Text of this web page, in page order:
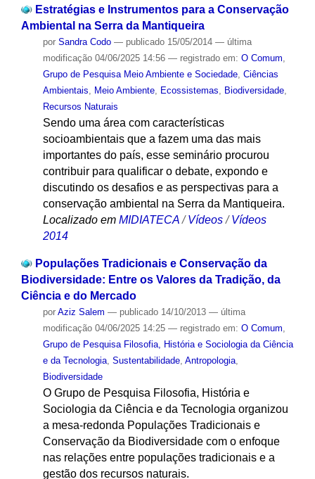
Estratégias e Instrumentos para a Conservação
Ambiental na Serra da Mantiqueira
por Sandra Codo — publicado15/05/2014 — última
modificação04/06/2025 14:56 — registrado em: O Comum
Grupo de Pesquisa Meio Ambiente e Sociedade, Ciências
Ambientais
Meio Ambiente, Ecossistemas Biodiversidade,
Recursos Naturais
Sendo uma área com características
socioambientais que a fazem uma das mais
importantes do país, esse seminário procurou
contribuir para qualificar o debate, expondo e
discutindo os desafios e as perspectivas para a
conservação ambiental na Serra da Mantiqueira.
Localizado em MIDIATECA /Vídeos /Vídeos
2014
Populações Tradicionais e Conservação da
Biodiversidade: Entre os Valores da Tradição, da
Ciência e do Mercado
por Aziz Salem — publicado14/10/2013 — última
modificação04/06/2025 14:25 — registrado em: O Comum
Grupo de Pesquisa Filosofia, História e Sociologia da Ciência
e da Tecnologia, Sustentabilidade, Antropologia,
Biodiversidade
O Grupo de Pesquisa Filosofia, História e
Sociologia da Ciência e da Tecnologia organizou
a mesa-redonda Populações Tradicionais e
Conservação da Biodiversidade com o enfoque
nas relações entre populações tradicionais e a
gestão dos recursos naturais.